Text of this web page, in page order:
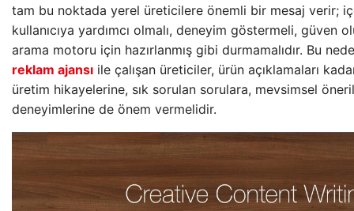
tam bu noktada yerel üreticilere önemli bir mesaj verir;
kullanıcıya yardımcı olmalı, deneyim göstermeli, güven
arama motoru için hazırlanmış gibi durmamalıdır. Bu
reklam ajansı ile çalışan üreticiler, ürün açıklamaları
üretim hikayelerine, sık sorulan sorulara, mevsimsel
deneyimlerine de önem vermelidir.